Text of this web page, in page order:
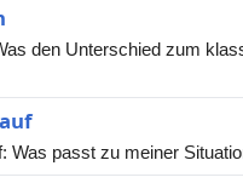
den Unterschied zum
Was passt zu meiner